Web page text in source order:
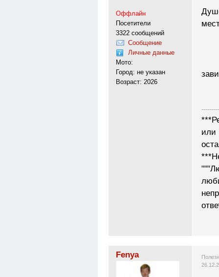
Оффлайн
Посетители
3322 сообщений
Сообщение
Личные данные
Мото:
Город: не указан
Возраст: 2026
или
Fenya